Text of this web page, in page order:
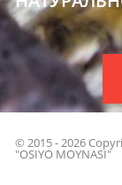
© 2015 - 2026
"OSIYO MOYNASI"